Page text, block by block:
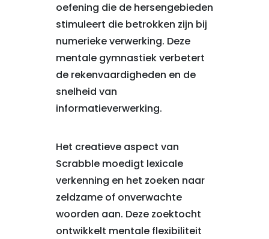
oefening die de hersengebieden
stimuleert die betrokken zijn bij
numerieke verwerking. Deze
mentale gymnastiek verbetert
de rekenvaardigheden en de
snelheid van
informatieverwerking.
Het creatieve aspect van
Scrabble moedigt lexicale
verkenning en het zoeken naar
zeldzame of onverwachte
woorden aan. Deze zoektocht
ontwikkelt mentale flexibiliteit